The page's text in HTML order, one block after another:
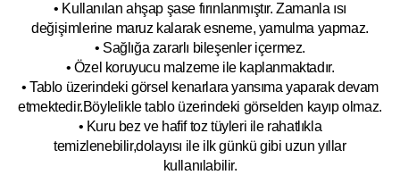
• Kullanılan ahşap şase fırınlanmıştır. Zamanla ısı
değişimlerine maruz kalarak esneme, yamulma yapmaz.
• Sağlığa zararlı bileşenler içermez.
• Özel koruyucu malzeme ile kaplanmaktadır.
• Tablo üzerindeki görsel kenarlara yansıma yaparak devam
etmektedir.Böylelikle tablo üzerindeki görselden kayıp olmaz.
• Kuru bez ve hafif toz tüyleri ile rahatlıkla
temizlenebilir,dolayısı ile ilkgünkü gibi uzun yıllar
kullanılabilir.